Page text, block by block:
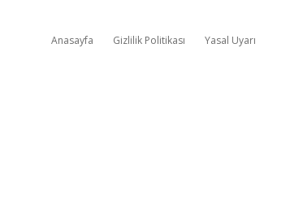
Anasayfa Gizlilik Politikası Yasal Uyarı